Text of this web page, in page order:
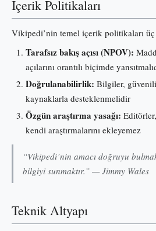
İçerik Politikaları
Vikipedi’nin temel içerik politikaları
Tarafsız bakış açısı (NPOV):
açılarını orantılı biçimde
Doğrulanabilirlik: Bilgiler,
kaynaklarla desteklenmelidir
Özgün araştırma yasağı:
kendi araştırmalarını ekleyemez
“Vikipedi’nin amacı doğruyu
bilgiyi sunmaktır.” — Jimmy Wales
Teknik Altyapı